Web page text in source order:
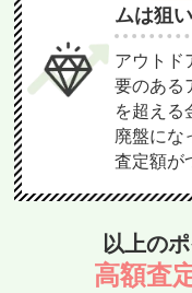
ムは狙
アウトド
要のある
を超える
廃盤にな
査定額が
以上の
高額査